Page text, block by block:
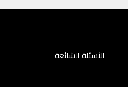
الأسئلة الشائعة